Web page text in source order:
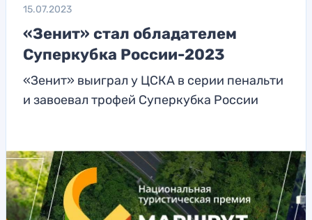
15.07.2023
«Зенит» стал обладателем
Суперкубка России-2023
«Зенит» выиграл у ЦСКА в серии пенальти
и завоевал трофей Суперкубка России